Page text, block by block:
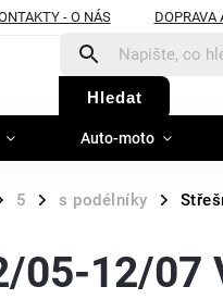
- O NÁS DOPRAVA
Hledat
Auto-moto
5 / s podélníky /
12/07